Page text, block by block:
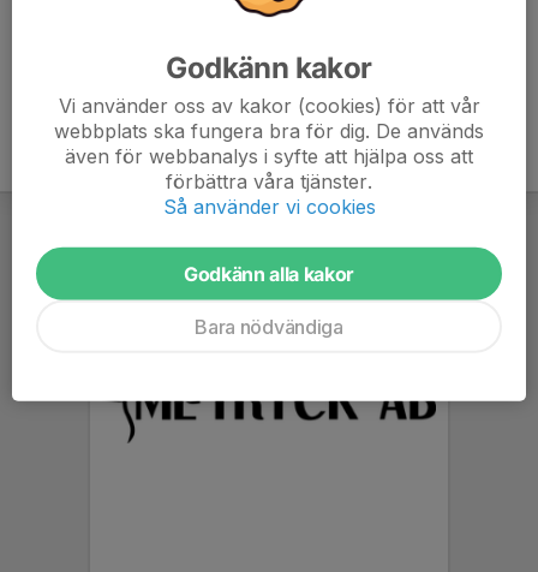
Godkänn kakor
Vi använder oss av kakor (cookies) för att vår
webbplats ska fungera bra för dig. De används
även för webbanalys i syfte att hjälpa oss att
förbättra våra tjänster.
Så använder vi cookies
Godkänn alla kakor
Bara nödvändiga